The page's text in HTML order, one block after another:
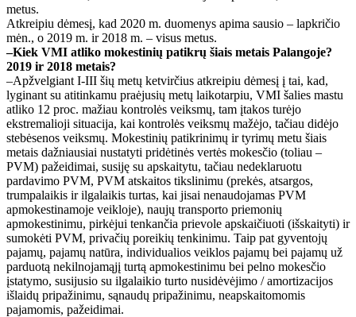
metus.
Atkreipiu dėmesį, kad 2020 m. duomenys apima sausio – lapkričio
mėn., o 2019 m. ir 2018 m. – visus metus.
–Kiek VMI atliko mokestinių patikrų šiais metais Palangoje?
2019 ir 2018 metais?
–Apžvelgiant I-III šių metų ketvirčius atkreipiu dėmesį į tai, kad,
lyginant su atitinkamu praėjusių metų laikotarpiu, VMI šalies mastu
atliko 12 proc. mažiau kontrolės veiksmų, tam įtakos turėjo
ekstremalioji situacija, kai kontrolės veiksmų mažėjo, tačiau didėjo
stebėsenos veiksmų. Mokestinių patikrinimų ir tyrimų metu šiais
metais dažniausiai nustatyti pridėtinės vertės mokesčio (toliau –
PVM) pažeidimai, susiję su apskaitytu, tačiau nedeklaruotu
pardavimo PVM, PVM atskaitos tikslinimu (prekės, atsargos,
trumpalaikis ir ilgalaikis turtas, kai jisai nenaudojamas PVM
apmokestinamoje veikloje), naujų transporto priemonių
apmokestinimu, pirkėjui tenkančia prievole apskaičiuoti (išskaityti) ir
sumokėti PVM, privačių poreikių tenkinimu. Taip pat gyventojų
pajamų, pajamų natūra, individualios veiklos pajamų bei pajamų už
parduotą nekilnojamąjį turtą apmokestinimu bei pelno mokesčio
įstatymo, susijusio su ilgalaikio turto nusidėvėjimo / amortizacijos
išlaidų pripažinimu, sąnaudų pripažinimu, neapskaitomomis
pajamomis, pažeidimai.